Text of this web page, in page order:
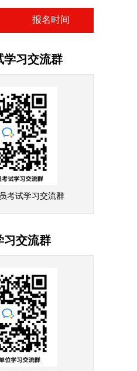
报名时间
学习交流群
考试学习交流群
习交流群